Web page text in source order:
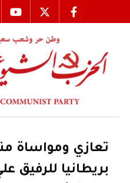
تعازي ومواساة
بريطانيا للرفيق